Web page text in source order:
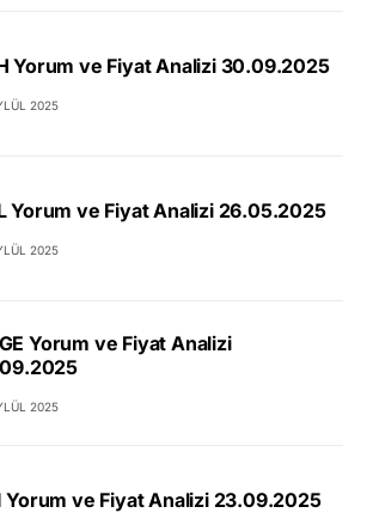
Yorum ve Fiyat Analizi 30.09.2025
2025
Yorum ve Fiyat Analizi 26.05.2025
2025
Yorum ve Fiyat Analizi
2025
Yorum ve Fiyat Analizi 23.09.2025